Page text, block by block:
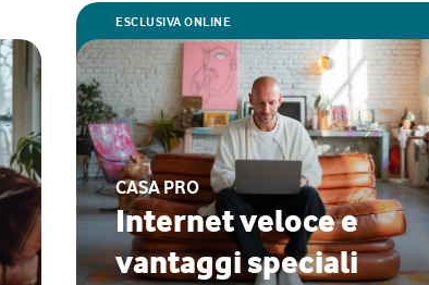
ESCLUSIVA ONLINE
CASA PRO
Internet veloce e
vantaggi speciali